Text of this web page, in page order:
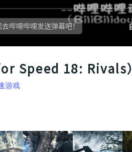
Speed 18: Rivals）
游戏